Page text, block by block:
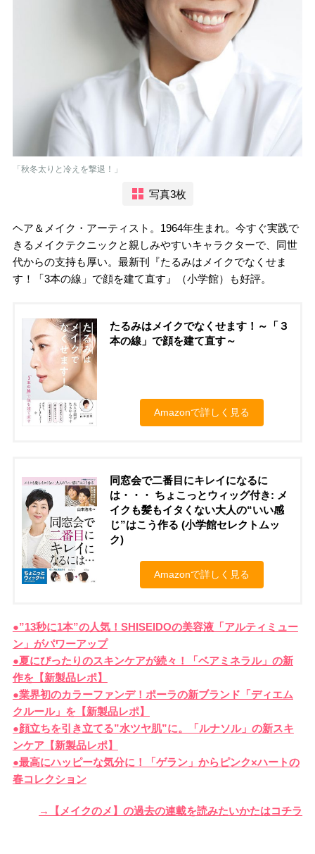
「秋冬太りと冷えを撃退！」
写真3枚
ヘア＆メイク・アーティスト。1964年生まれ。今すぐ実践で
きるメイクテクニックと親しみやすいキャラクターで、同世
代からの支持も厚い。最新刊『たるみはメイクでなくせま
す！「3本の線」で顔を建て直す』（小学館）も好評。
たるみはメイクでなくせます！～「３
本の線」で顔を建て直す～
Amazonで詳しく見る
同窓会で二番目にキレイになるに
は・・・ ちょこっとウィッグ付き: メ
イクも髪もイタくない大人の“いい感
じ”はこう作る (小学館セレクトムッ
ク)
Amazonで詳しく見る
●”13秒に1本”の人気！SHISEIDOの美容液「アルティミュー
ン」がパワーアップ
●夏にぴったりのスキンケアが続々！「ベアミネラル」の新
作を【新製品レポ】
●業界初のカラーファンデ！ポーラの新ブランド「ディエム
クルール」を【新製品レポ】
●顔立ちを引き立てる”水ツヤ肌”に。「ルナソル」の新スキ
ンケア【新製品レポ】
●最高にハッピーな気分に！「ゲラン」からピンク×ハートの
春コレクション
→【メイクのメ】の過去の連載を読みたいかたはコチラ